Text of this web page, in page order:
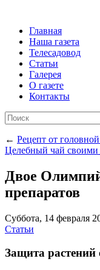
Главная
Наша газета
Телесадовод
Статьи
Галерея
О газете
Контакты
← Рецепт от
Целебный чай своими
Двое
препаратов
Суббота, 14 февраля
Статьи
Защита растений